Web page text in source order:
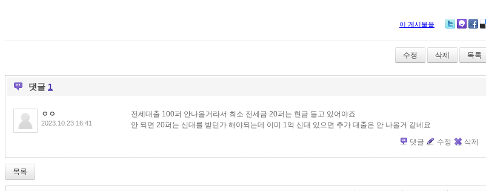
이 게시물을
수정 삭제 목록
댓글 1
ㅇㅇ
2023.10.23 16:41
전세대출 100퍼 안나올거라서 최소 전세금 20퍼는 현금 들고 있어야죠
안 되면 20퍼는 신대를 받던가 해야되는데 이미 1억 신대 있으면 추가 대출은 안 나올거 같네요
댓글
수정 삭제
목록